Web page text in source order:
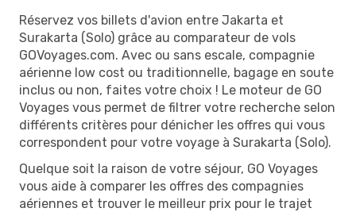
Réservez vos billets d'avion entre Jakarta et
Surakarta (Solo) grâce au comparateur de vols
GOVoyages.com. Avec ou sans escale, compagnie
aérienne low cost ou traditionnelle, bagage en soute
inclus ou non, faites votre choix ! Le moteur de GO
Voyages vous permet de filtrer votre recherche selon
différents critères pour dénicher les offres qui vous
correspondent pour votre voyage à Surakarta (Solo).
Quelque soit la raison de votre séjour, GO Voyages
vous aide à comparer les offres des compagnies
aériennes et trouver le meilleur prix pour le trajet